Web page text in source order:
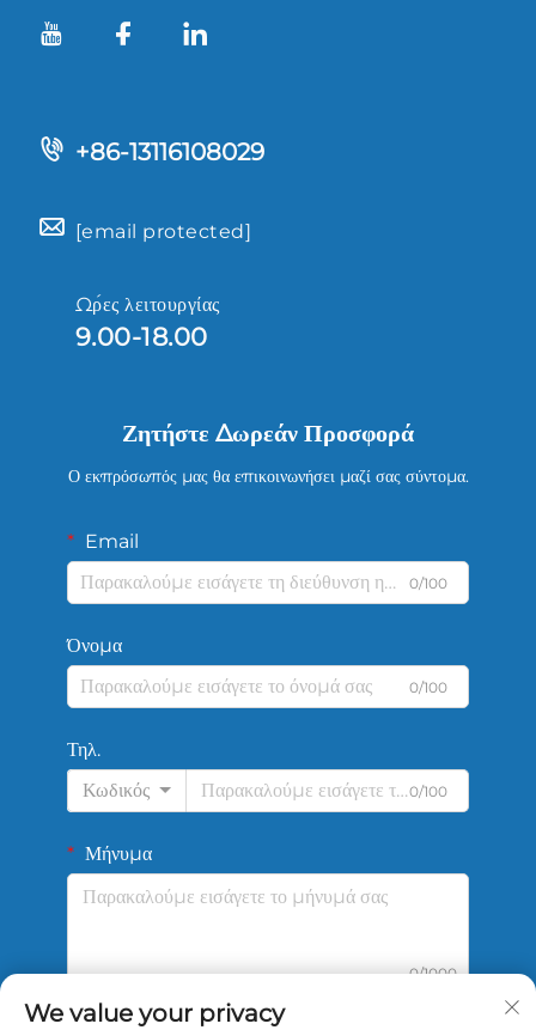
+86-13116108029
[email protected]
Ώρες λειτουργίας
9.00-18.00
Ζητήστε Δωρεάν Προσφορά
Ο εκπρόσωπός μας θα επικοινωνήσει μαζί σας σύντομα.
Email
0/100
Όνομα
0/100
Τηλ.
Κωδικός
0/100
Μήνυμα
0/1000
We value your privacy